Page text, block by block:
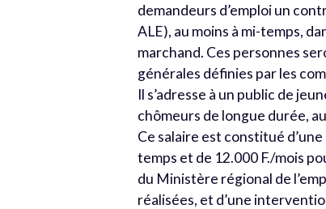
demandeurs d’emploi un
ALE), au moins à mi-temps,
marchand. Ces personnes
générales définies par les
Il s’adresse à un public de
chômeurs de longue durée,
Ce salaire est constitué
temps et de 12.000 F./mois
du Ministère régional de
réalisées, et d’une